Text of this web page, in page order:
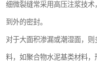
细微裂缝常采用高压注浆技
到外的密封。
对于大面积渗漏或潮湿面，
料，如聚合物水泥基类材料，